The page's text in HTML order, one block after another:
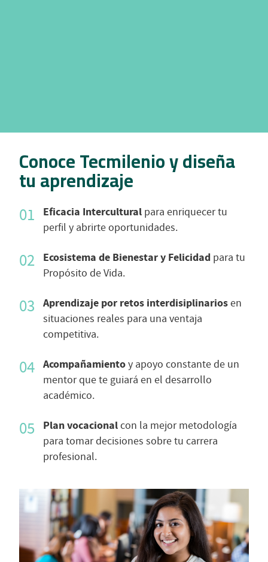
Conoce Tecmilenio y diseña
tu aprendizaje
Eficacia Intercultural para enriquecer tu
perfil y abrirte oportunidades.
Ecosistema de Bienestar y Felicidad para tu
Propósito de Vida.
Aprendizaje por retos interdisiplinariosen
situaciones reales para una ventaja
competitiva.
Acompañamientoy apoyo constante de un
mentor que te guiará en el desarrollo
académico.
Plan vocacionalcon la mejor metodología
para tomar decisiones sobre tu carrera
profesional.